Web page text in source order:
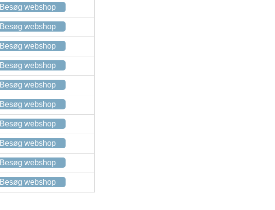
Besøg webshop
Besøg webshop
Besøg webshop
Besøg webshop
Besøg webshop
Besøg webshop
Besøg webshop
Besøg webshop
Besøg webshop
Besøg webshop